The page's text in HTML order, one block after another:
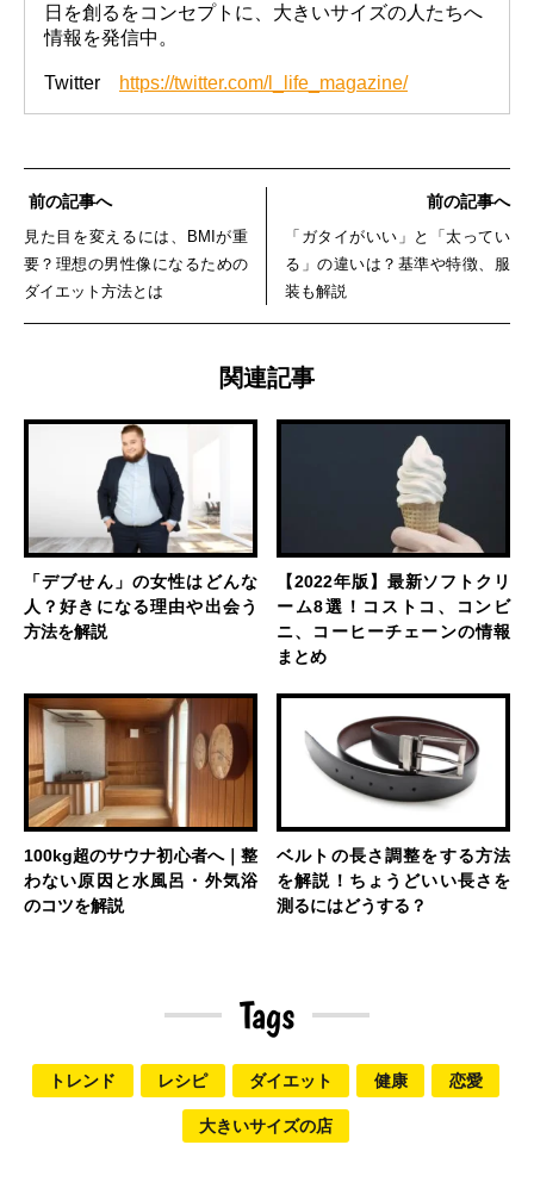
日を創るをコンセプトに、大きいサイズの人たちへ
情報を発信中。
Twitter https://twitter.com/l_life_magazine/
前の記事へ
見た目を変えるには、BMIが重
要？理想の男性像になるための
ダイエット方法とは
前の記事へ
「ガタイがいい」と「太ってい
る」の違いは？基準や特徴、服
装も解説
関連記事
「デブせん」の女性はどんな
人？好きになる理由や出会う
方法を解説
【2022年版】最新ソフトクリ
ーム8選！コストコ、コンビ
ニ、コーヒーチェーンの情報
まとめ
100kg超のサウナ初心者へ｜整
わない原因と水風呂・外気浴
のコツを解説
ベルトの長さ調整をする方法
を解説！ちょうどいい長さを
測るにはどうする？
Tags
トレンド レシピ ダイエット 健康 恋愛
大きいサイズの店